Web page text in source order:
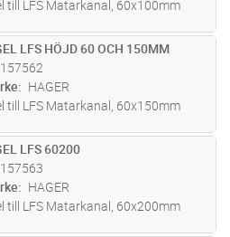
till LFS Matarkanal, 60x100mm
Lägg i kundvagn
LFS HÖJD 60 OCH 150MM
HAGER
till LFS Matarkanal, 60x150mm
Lägg i kundvagn
LFS 60200
HAGER
till LFS Matarkanal, 60x200mm